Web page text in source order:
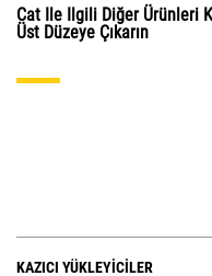
Cat Ile Ilgili Diğer Ürünleri
Üst Düzeye Çıkarın
KAZICI YÜKLEYICILER